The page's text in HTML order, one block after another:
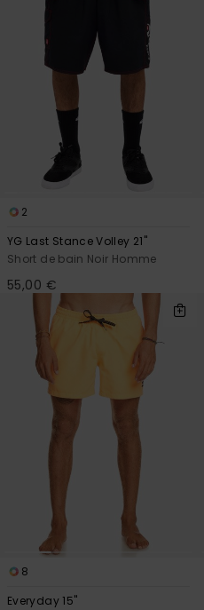
2
YG Last Stance Volley 21"
Short de bain Noir Homme
55,00 €
8
Everyday 15"